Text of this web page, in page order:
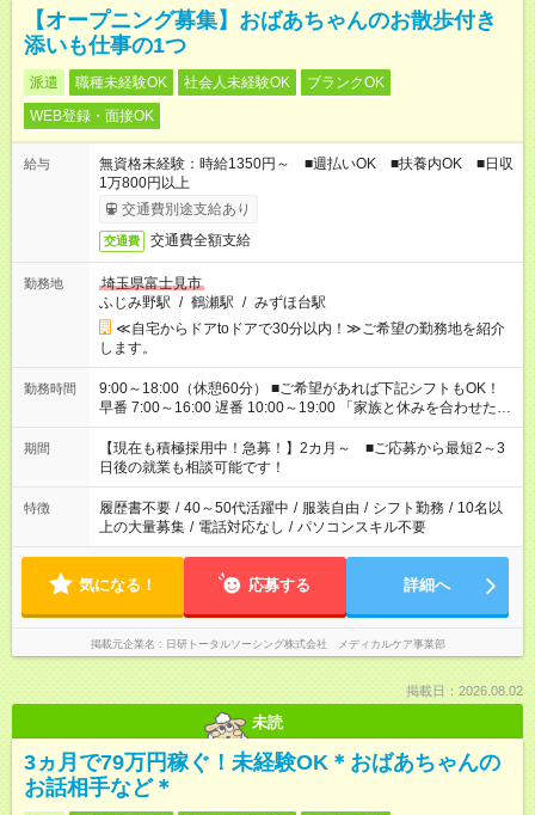
【オープニング募集】おばあちゃんのお散歩付き
添いも仕事の1つ
派遣 職種未経験OK 社会人未経験OK
ブランクOK
WEB登録・面接OK
給与
無資格未経験：時給1350円～ ■週払いOK ■扶養内OK ■日収
1万800円以上
交通費別途支給あり
交通費 交通費全額支給
勤務地
埼玉県富士見市
ふじみ野駅 / 鶴瀬駅 / みずほ台駅
≪自宅からドアtoドアで30分以内！≫ご希望の勤務地を紹介
します。
勤務時間
9:00～18:00（休憩60分） ■ご希望があれば下記シフトもOK！
早番 7:00～16:00 遅番 10:00～19:00 「家族と休みを合わせた
い」 「余裕を持って夕飯の準備がしたい」 「できれば残業はし
たくない」 など、ご希望を教えてくださいね。 ※Wワーク希望
の方へ 今ご覧のお仕事で希望する勤務時間と、もう1つのお仕事
の勤務時間。 合計で週40時間を超える場合は応募できません。
期間
【現在も積極採用中！急募！】2カ月～ ■ご応募から最短2～3
日後の就業も相談可能です！
特徴 履歴書不要 / 40～50代活躍中 / 服装自由 / シフト勤務 / 10名以
上の大量募集 / 電話対応なし / パソコンスキル不要
気になる！ 応募する 詳細へ
掲載元企業名 日研トータルソーシング株式会社 メディカルケア事業部
掲載日：2026.08.02
未読
3ヵ月で79万円稼ぐ！未経験OK＊おばあちゃんの
お話相手など＊